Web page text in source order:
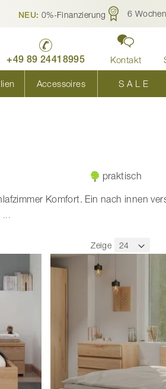
NEU: 0%-Finanzierung 6
+49 89 24418995 Kontakt
Accessoires S A L E
praktisch
Komfort. Ein nach innen
...
Zeige